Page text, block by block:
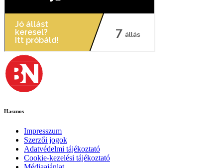
Hasznos
Impresszum
Szerzői jogok
Adatvédelmi tájékoztató
Cookie-kezelési tájékoztató